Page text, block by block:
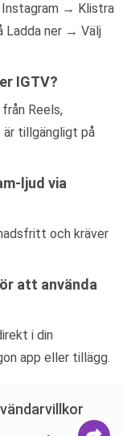
Instagram → Klistra
Ladda ner → Välj
IGTV?
Reels,
är tillgängligt på
ljud via
och kräver
att använda
i din
app eller tillägg.